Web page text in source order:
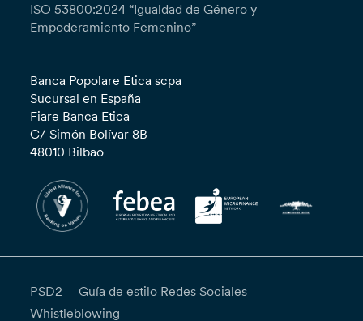
ISO 53800:2024 “Igualdad de Género y
Empoderamiento Femenino”
Banca Popolare Etica scpa
Sucursal en España
Fiare Banca Etica
C/ Simón Bolívar 8B
48010 Bilbao
PSD2
Guía de estilo Redes Sociales
Whistleblowing